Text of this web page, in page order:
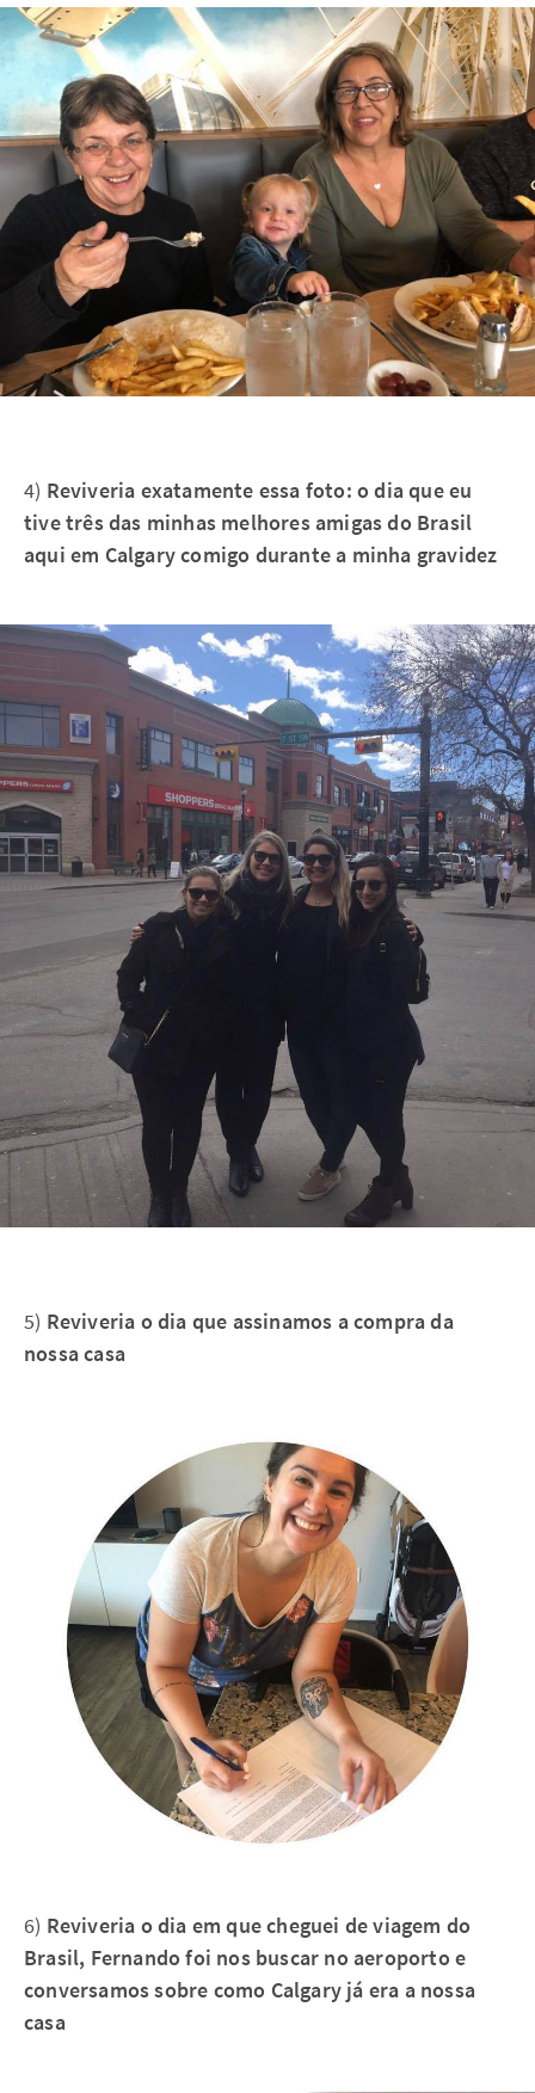
4) Reviveria exatamente essa foto: o dia que eu
tive três das minhas melhores amigas do Brasil
aqui em Calgary comigo durante a minha gravidez
5) Reviveria o dia que assinamos a compra da
nossa casa
6) Reviveria o dia em que cheguei de viagem do
Brasil, Fernando foi nos buscar no aeroporto e
conversamos sobre como Calgary já era a nossa
casa